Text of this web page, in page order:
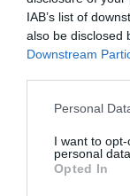
IAB’s list of
also be disclosed
Downstream
Please note that
not limited to
grant or deny
use your data for
Personal
I want to
personal data.
Opted In
04.08.2026
ΙΕΛΚΑ: Σε
μειώθηκαν